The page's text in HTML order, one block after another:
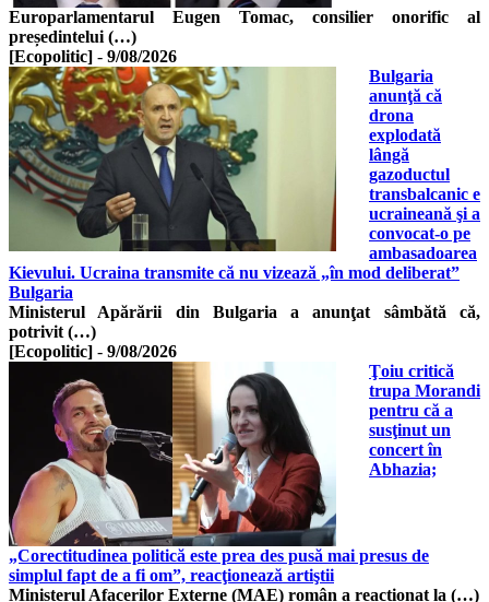
Europarlamentarul Eugen Tomac, consilier onorific al
președintelui (…)
[Ecopolitic] - 9/08/2026
Bulgaria
anunţă că
drona
explodată
lângă
gazoductul
transbalcanic e
ucraineană şi a
convocat-o pe
ambasadoarea
Kievului. Ucraina transmite că nu vizează „în mod deliberat”
Bulgaria
Ministerul Apărării din Bulgaria a anunţat sâmbătă că,
potrivit (…)
[Ecopolitic] - 9/08/2026
Ţoiu critică
trupa Morandi
pentru că a
susţinut un
concert în
Abhazia;
„Corectitudinea politică este prea des pusă mai presus de
simplul fapt de a fi om”, reacţionează artiştii
Ministerul Afacerilor Externe (MAE) român a reacționat la (…)